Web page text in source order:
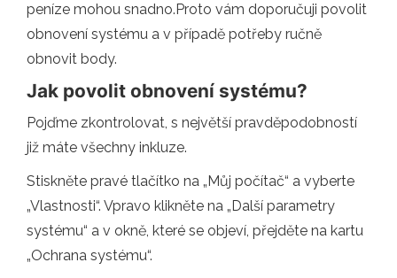
peníze mohou snadno.Proto vám doporučuji povolit
obnovení systému a v případě potřeby ručně
obnovit body.
Jak povolit obnovení systému?
Pojďme zkontrolovat, s největší pravděpodobností
již máte všechny inkluze.
Stiskněte pravé tlačítko na „Můj počítač“ a vyberte
„Vlastnosti“. Vpravo klikněte na „Další parametry
systému“ a v okně, které se objeví, přejděte na kartu
„Ochrana systému“.